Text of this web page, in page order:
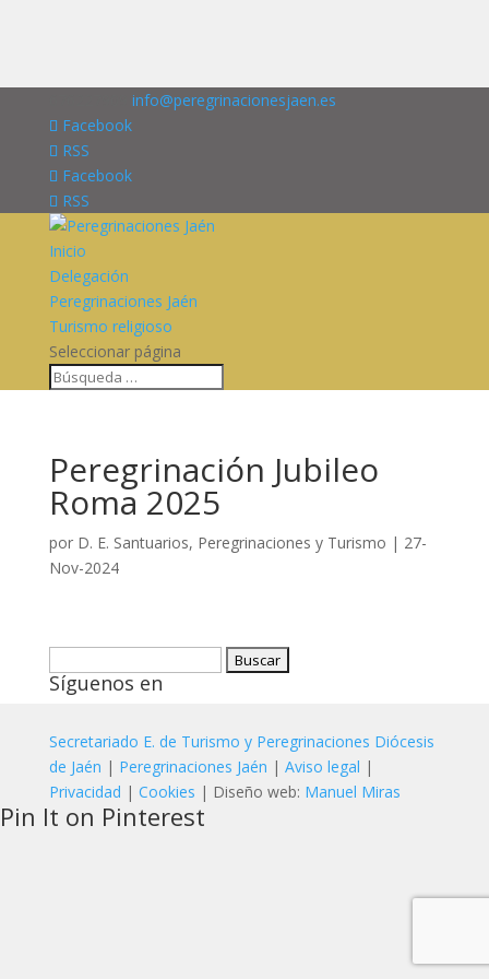
info@peregrinacionesjaen.es
Facebook
RSS
Facebook
RSS
Inicio
Delegación
Peregrinaciones Jaén
Turismo religioso
Seleccionar página
Peregrinación Jubileo
Roma 2025
por D. E. Santuarios, Peregrinaciones y Turismo | 27-
Nov-2024
Síguenos en
Secretariado E. de Turismo y Peregrinaciones Diócesis
de Jaén | Peregrinaciones Jaén | Aviso legal |
Privacidad | Cookies | Diseño web: Manuel Miras
Pin It on Pinterest